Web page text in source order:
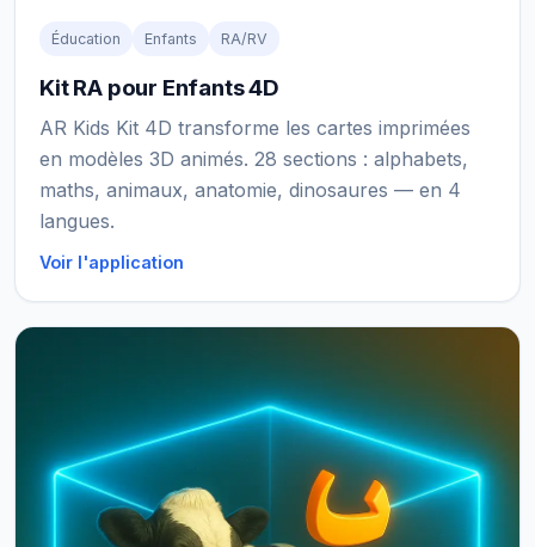
Éducation Enfants RA/RV
Kit RA pour Enfants 4D
AR Kids Kit 4D transforme les cartes imprimées
en modèles 3D animés. 28 sections : alphabets,
maths, animaux, anatomie, dinosaures — en 4
langues.
Voir l'application